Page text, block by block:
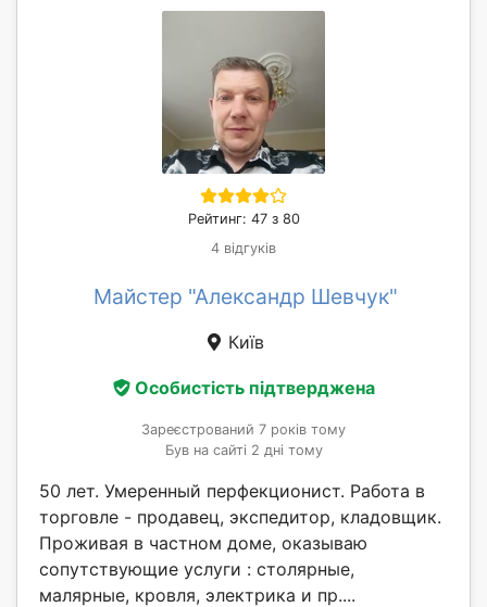
Рейтинг: 47 з 80
4 відгуків
Майстер "Александр Шевчук"
Київ
Особистість підтверджена
Зареєстрований 7 років тому
Був на сайті 2 дні тому
50 лет. Умеренный перфекционист. Работа в
торговле - продавец, экспедитор, кладовщик.
Проживая в частном доме, оказываю
сопутствующие услуги : столярные,
малярные, кровля, электрика и пр....